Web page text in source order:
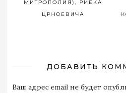
МИТРОПОЛИЯ), РИЕКА
ЦРНОЕВИЧА
ДОБАВИТЬ
Ваш адрес email не будет